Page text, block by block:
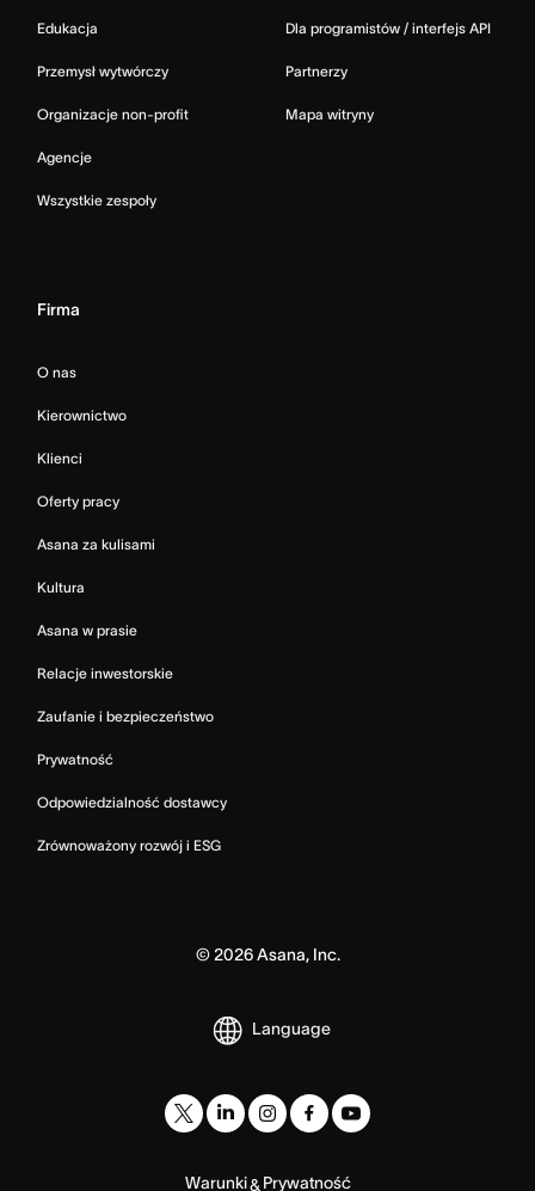
Edukacja
Przemysł wytwórczy
Organizacje non-profit
Agencje
Wszystkie zespoły
Dla programistów / interfejs API
Partnerzy
Mapa witryny
Firma
O nas
Kierownictwo
Klienci
Oferty pracy
Asana za kulisami
Kultura
Asana w prasie
Relacje inwestorskie
Zaufanie i bezpieczeństwo
Prywatność
Odpowiedzialność dostawcy
Zrównoważony rozwój i ESG
© 2026Asana, Inc.
Language
Warunki& Prywatność